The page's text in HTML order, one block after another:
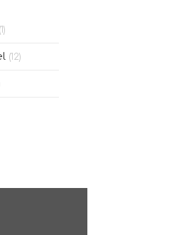
(1)
(12)